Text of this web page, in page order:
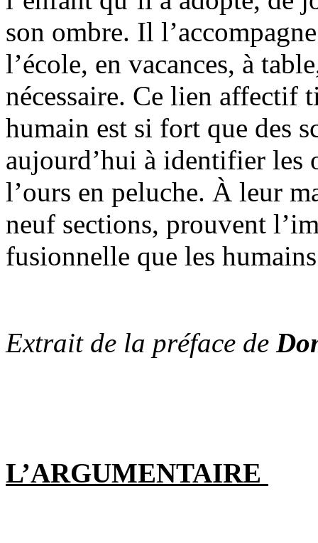
son ombre. Il
l’école, en vacances, à
nécessaire. Ce lien affectif
humain est si fort que des
aujourd’hui à identifier les
l’ours en peluche. À leur
neuf sections, prouvent
fusionnelle que les
Extrait de la préface de
L’ARGUMENTAIRE